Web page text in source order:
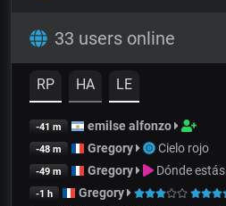
33 users online
RP HA LE
-41 m emilse alfonzo
-48 m Gregory Cielo rojo
-49 m Gregory Dónde estás
-1 h Gregory